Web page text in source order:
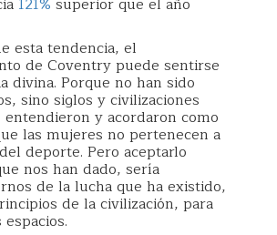
esta tendencia, el
de Coventry puede sentirse
divina. Porque no han sido
sino siglos y civilizaciones
y acordaron como
las mujeres no pertenecen a
deporte. Pero aceptarlo
nos han dado, sería
de la lucha que ha existido,
de la civilización, para